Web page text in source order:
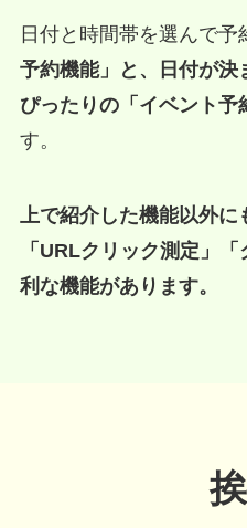
日付と時間帯を選んで予
予約機能」と、日付が決
ぴったりの「イベント予
す。
上で紹介した機能以外に
「URLクリック測定」
利な機能があります。